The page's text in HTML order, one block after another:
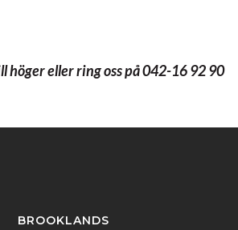
höger eller ring oss på 042-16 92 90
BROOKLANDS